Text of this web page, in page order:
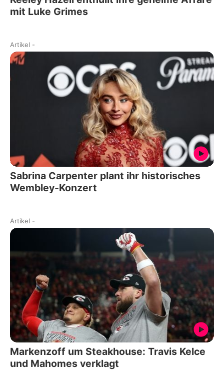
mit Luke Grimes
Artikel -
Sabrina Carpenter plant ihr historisches
Wembley-Konzert
Artikel -
Markenzoff um Steakhouse: Travis Kelce
und Mahomes verklagt